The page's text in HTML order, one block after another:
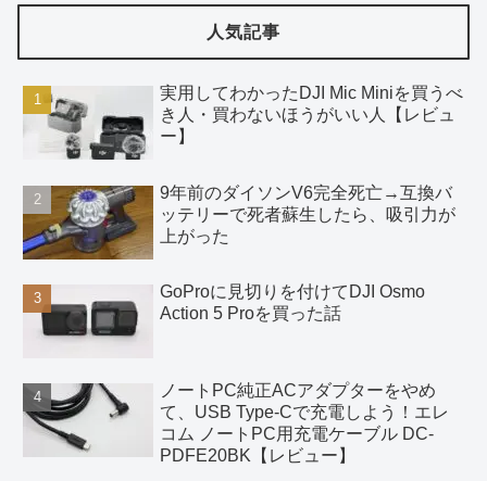
人気記事
実用してわかったDJI Mic Miniを買うべ
き人・買わないほうがいい人【レビュ
ー】
9年前のダイソンV6完全死亡→互換バ
ッテリーで死者蘇生したら、吸引力が
上がった
GoProに見切りを付けてDJI Osmo
Action 5 Proを買った話
ノートPC純正ACアダプターをやめ
て、USB Type-Cで充電しよう！エレ
コム ノートPC用充電ケーブル DC-
PDFE20BK【レビュー】